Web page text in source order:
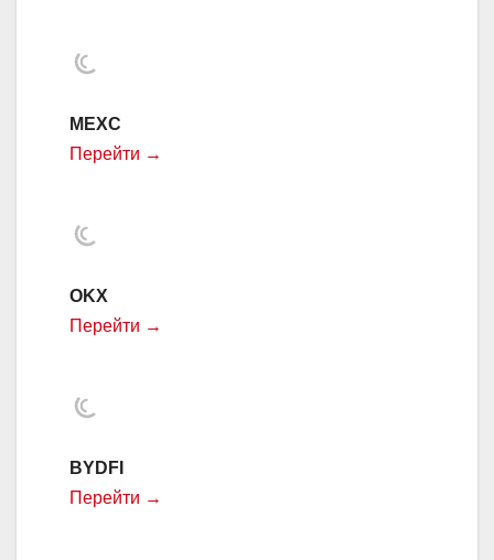
MEXC
Перейти →
OKX
Перейти →
BYDFI
Перейти →